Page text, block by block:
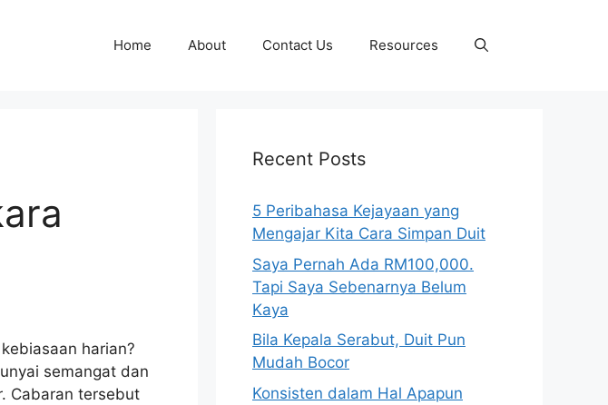
Home About Contact Us Resources
harian?
semangat dan
Cabaran tersebut
Recent Posts
5 Peribahasa Kejayaan yang
Mengajar Kita Cara Simpan Duit
Saya Pernah Ada RM100,000.
Tapi Saya Sebenarnya Belum
Kaya
Bila Kepala Serabut, Duit Pun
Mudah Bocor
Konsisten dalam Hal Apapun